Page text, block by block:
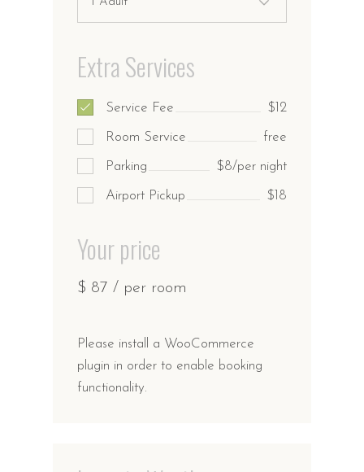
Extra Services
Service Fee $12
Room Service free
Parking $8/per night
Airport Pickup $18
Your price
$ 87 / per room
Please install a WooCommerce
plugin in order to enable booking
functionality.